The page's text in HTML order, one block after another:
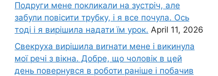
Подруги мене покликали на зустріч, але
забули повісити трубку, і я все почула. Ось
тоді і я вирішила надати їм урок. April 11, 2026
Свекруха вирішила виrнати мене і викинула
мої речі з вікна. Добре, що чоловік в цей
день повернувся в роботи раніше і побачив